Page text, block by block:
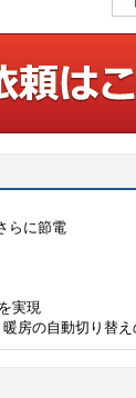
らに節電
実現
房の自動切り替